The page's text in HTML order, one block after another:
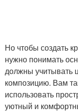
Но чтобы создать
нужно понимать
должны учитывать
композицию. Вам
использовать
уютный и